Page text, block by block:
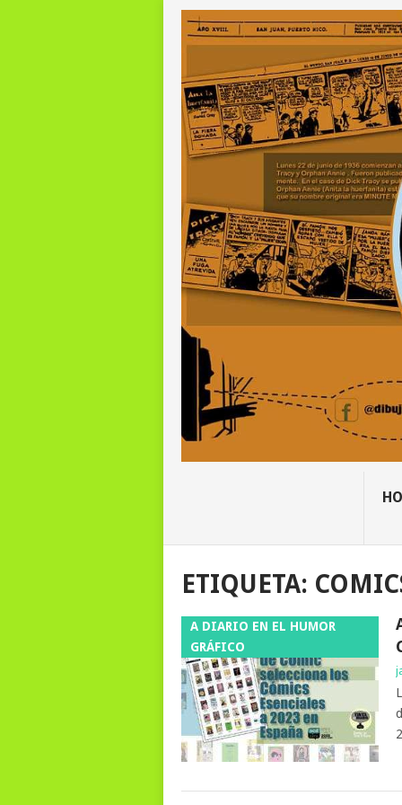
ETIQUETA:
A DIARIO EN EL HUMOR
GRÁFICO